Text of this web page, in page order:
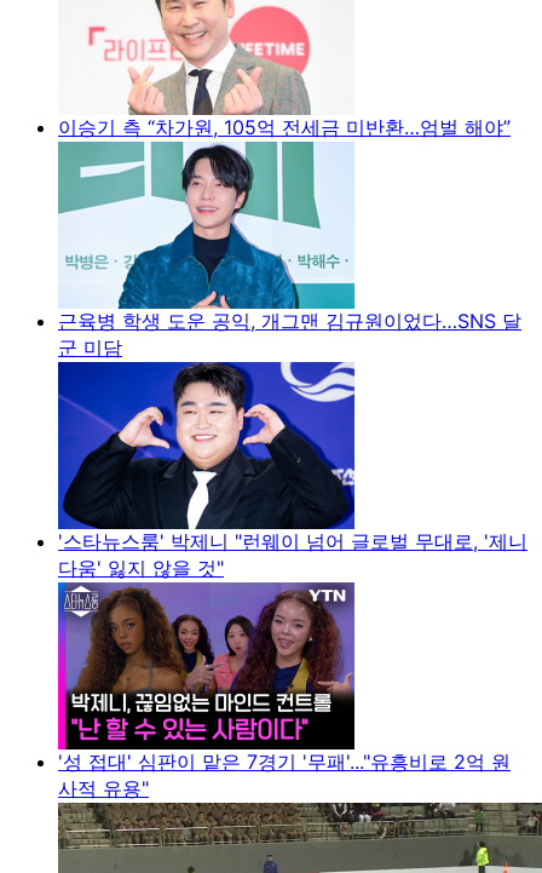
이승기 측 “차가원, 105억 전세금 미반환…엄벌 해야”
근육병 학생 도운 공익, 개그맨 김규원이었다…SNS 달
군 미담
'스타뉴스룸' 박제니 "런웨이 넘어 글로벌 무대로, '제니
다움' 잃지 않을 것"
'성 접대' 심판이 맡은 7경기 '무패'..."유흥비로 2억 원
사적 유용"